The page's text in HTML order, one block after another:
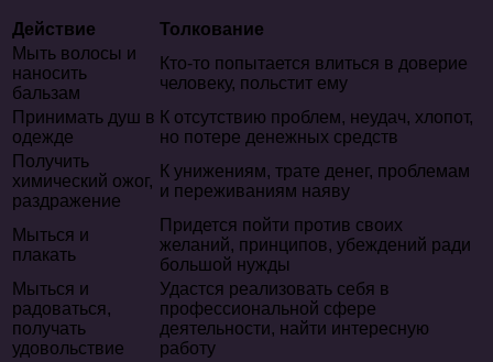
Действие
Толкование
Мыть волосы и
наносить
бальзам
Кто-то попытается влиться в доверие
человеку, польстит ему
Принимать душ в
одежде
К отсутствию проблем, неудач, хлопот,
но потере денежных средств
Получить
химический ожог,
раздражение
К унижениям, трате денег, проблемам
и переживаниям наяву
Мыться и
плакать
Придется пойти против своих
желаний, принципов, убеждений ради
большой нужды
Мыться и
радоваться,
получать
удовольствие
Удастся реализовать себя в
профессиональной сфере
деятельности, найти интересную
работу